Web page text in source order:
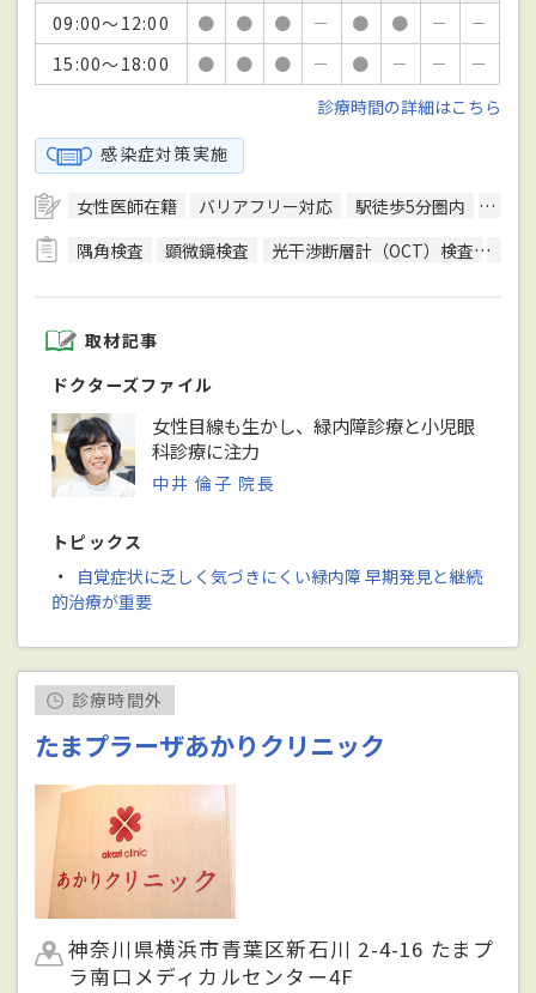
09:00～12:00
● ● ● － ● ● －
－
15:00～18:00
● ● ● － ● － －
－
診療時間の詳細はこちら
感染症対策実施
女性医師在籍 バリアフリー対応 駅徒歩5分圏内
予約可
隅角検査
顕微鏡検査 光干渉断層計（OCT）検査
取材記事
ドクターズファイル
女性目線も生かし、緑内障診療と小児眼
科診療に注力
中井 倫子 院長
トピックス
・
自覚症状に乏しく気づきにくい緑内障 早期発見と継続
的治療が重要
診療時間外
たまプラーザあかりクリニック
神奈川県横浜市青葉区新石川 2-4-16 たまプ
ラ南口メディカルセンター4F